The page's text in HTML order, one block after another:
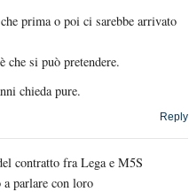
prima o poi ci sarebbe arrivato
che si può pretendere.
chieda pure.
Reply
contratto fra Lega e M5S
a parlare con loro